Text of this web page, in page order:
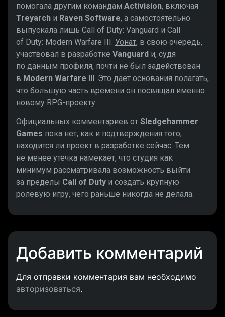
помогала другим командам Activision, включая
Treyarch и Raven Software, а самостоятельно
выпускала лишь Call of Duty: Vanguard и Call
of Duty: Modern Warfare III. Уонат, в свою очередь,
участвовал в разработке Vanguard и, судя
по данным профиля, почти не был задействован
в Modern Warfare III . Это даёт основания полагать,
что большую часть времени он посвящал именно
новому RPG-проекту.
Официальных комментариев от Sledgehammer
Games пока нет, как и подтверждения того,
находится ли проект в разработке сейчас. Тем
не менее утечка намекает, что студия как
минимум рассматривала возможность выйти
за пределы Call of Duty и создать крупную
ролевую игру, чего раньше никогда не делала.
Добавить комментарий
Для отправки комментария вам необходимо
авторизоваться.